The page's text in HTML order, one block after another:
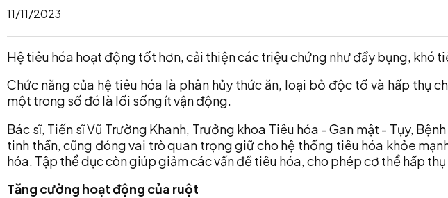
11/11/2023
Hệ tiêu hóa hoạt động tốt hơn, cải thiện các triệu chứng như đầy bụng, khó
Chức năng của hệ tiêu hóa là phân hủy thức ăn, loại bỏ độc tố và hấp thụ
một trong số đó là lối sống ít vận động.
Bác sĩ, Tiến sĩ Vũ Trường Khanh, Trưởng khoa Tiêu hóa - Gan mật - Tụy,
tinh thần, cũng đóng vai trò quan trọng giữ cho hệ thống tiêu hóa khỏe
hóa. Tập thể dục còn giúp giảm các vấn đề tiêu hóa, cho phép cơ thể hấp
Tăng cường hoạt động của ruột